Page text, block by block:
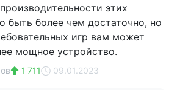
этих
быть более чем достаточно, но
игр вам может
мощное устройство.
1 711 09.01.2023